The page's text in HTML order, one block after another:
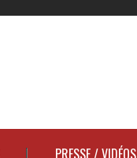
PRESSE / VIDÉOS